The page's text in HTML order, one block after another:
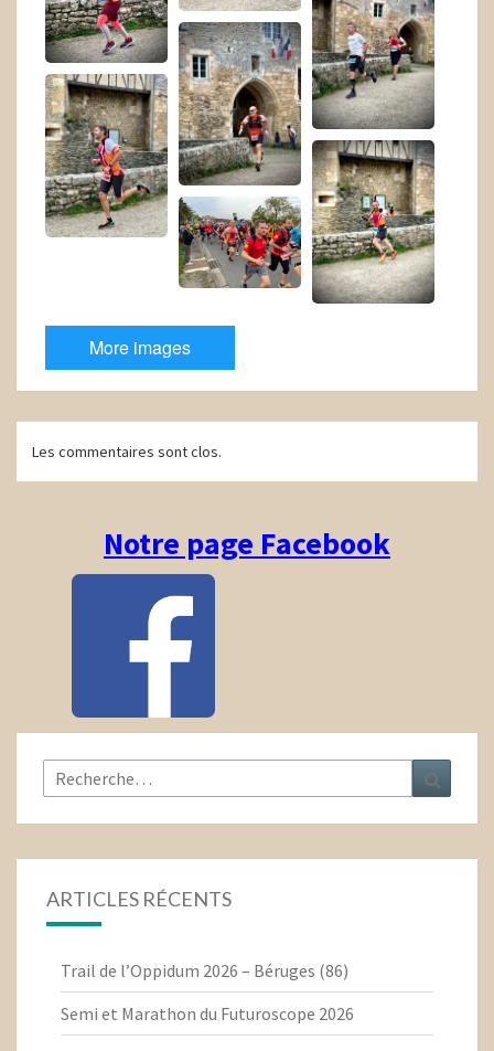
More images
Navigation
d'article
Les commentaires sont clos.
Notre page Facebook
Rechercher :
ARTICLES RÉCENTS
Trail de l’Oppidum 2026 – Béruges (86)
Semi et Marathon du Futuroscope 2026